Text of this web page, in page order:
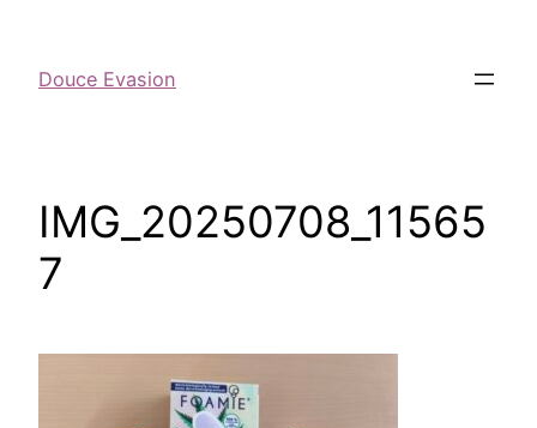
Douce Evasion
IMG_20250708_11565
7